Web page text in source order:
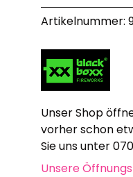
Artikelnummer:
Unser Shop
vorher schon
Sie uns unter
Unsere